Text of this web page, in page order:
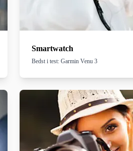
Smartwatch
Bedst i test: Garmin Venu 3